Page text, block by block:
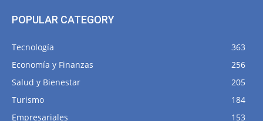
POPULAR CATEGORY
Tecnología
363
Economía y Finanzas
256
Salud y Bienestar
205
Turismo
184
Empresariales
153